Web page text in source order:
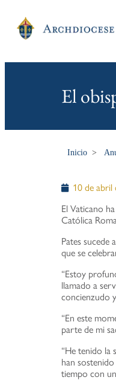
El
Inicio >
10 de abril
El Vaticano
Católica
Pates sucede
que se
“Estoy
llamado a
concienzudo
“En este
parte de mi
“He tenido la
han
tiempo con